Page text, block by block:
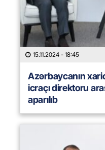
15.11.2024 - 18:45
Azərbaycanın
icraçı direktoru
aparılıb